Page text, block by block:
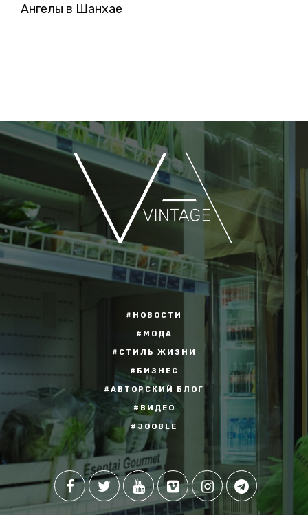
Ангелы в Шанхае
#НОВОСТИ
#МОДА
#СТИЛЬ ЖИЗНИ
#БИЗНЕС
#АВТОРСКИЙ БЛОГ
#ВИДЕО
#JOOBLE